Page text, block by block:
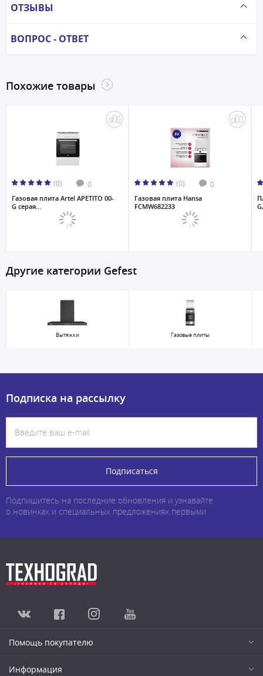
ОТЗЫВЫ
ВОПРОС - ОТВЕТ
Похожие товары
(0) 0
Газовая плита Artel APETITO 00-
G серая...
(0) 0
Газовая плита Hansa
FCMW682233
Другие категории Gefest
Вытяжки Газовые плиты
Подписка на рассылку
Подписаться
Подпишитесь на последние обновления и узнавайте
о новинках и специальных предложениях первыми
Помощь покупателю
Информация